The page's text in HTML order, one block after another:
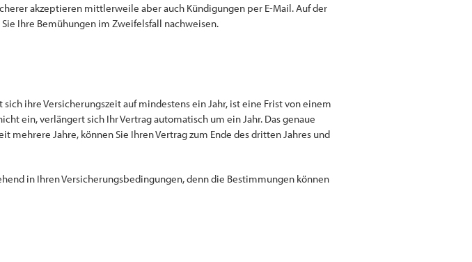
akzeptieren mittlerweile aber auch Kündigungen per E-Mail. Auf der
Ihre Bemühungen im Zweifelsfall nachweisen.
ihre Versicherungszeit auf mindestens ein Jahr, ist eine Frist von einem
ein, verlängert sich Ihr Vertrag automatisch um ein Jahr. Das genaue
mehrere Jahre, können Sie Ihren Vertrag zum Ende des dritten Jahres und
in Ihren Versicherungsbedingungen, denn die Bestimmungen können